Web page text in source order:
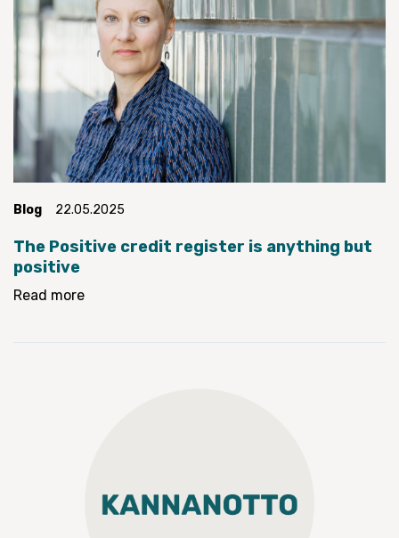
Blog 22.05.2025
The Positive credit register is anything but
positive
Read more